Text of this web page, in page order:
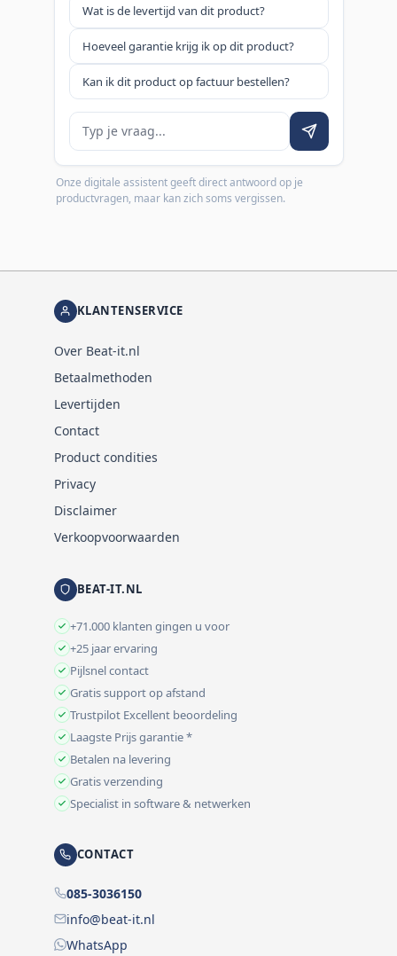
Wat is de levertijd van dit product?
Hoeveel garantie krijg ik op dit product?
Kan ik dit product op factuur bestellen?
Je vraag
Onze digitale assistent geeft direct antwoord op je
productvragen, maar kan zich soms vergissen.
KLANTENSERVICE
Over Beat-it.nl
Betaalmethoden
Levertijden
Contact
Product condities
Privacy
Disclaimer
Verkoopvoorwaarden
BEAT-IT.NL
+71.000 klanten gingen u voor
+25 jaar ervaring
Pijlsnel contact
Gratis support op afstand
Trustpilot Excellent beoordeling
Laagste Prijs garantie *
Betalen na levering
Gratis verzending
Specialist in software & netwerken
CONTACT
085-3036150
info@beat-it.nl
WhatsApp